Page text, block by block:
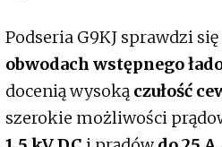
Podseria G9KJ sprawdzi
obwodach wstępnego
docenią wysoką czułość
szerokie możliwości